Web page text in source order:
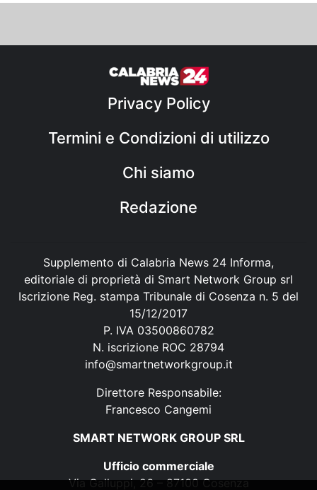
Privacy Policy
Termini e Condizioni di utilizzo
Chi siamo
Redazione
Supplemento di Calabria News 24 Informa,
editoriale di proprietà di Smart Network Group srl
Iscrizione Reg. stampa Tribunale di Cosenza n. 5 del
15/12/2017
P. IVA 03500860782
N. iscrizione ROC 28794
info@smartnetworkgroup.it
Direttore Responsabile:
Francesco Cangemi
SMART NETWORK GROUP SRL
Ufficio commerciale
Via Galluppi, 26 – 87100 Cosenza